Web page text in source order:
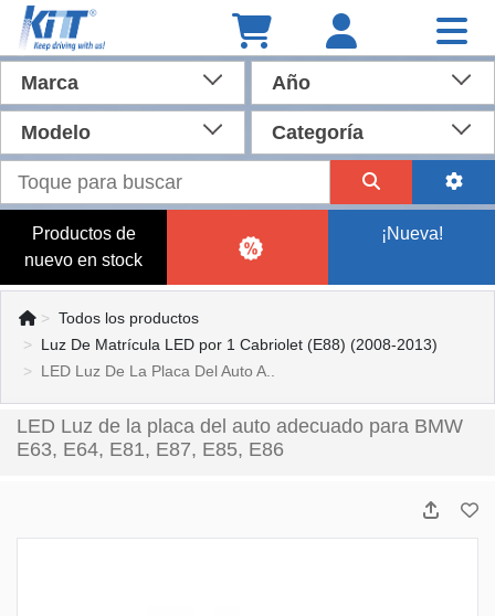
Marca Año
Modelo Categoría
Productos de
nuevo en stock
¡Nueva!
Todos los productos
Luz De Matrícula LED por 1 Cabriolet (E88) (2008-2013)
LED Luz De La Placa Del Auto A..
LED Luz de la placa del auto adecuado para BMW
E63, E64, E81, E87, E85, E86